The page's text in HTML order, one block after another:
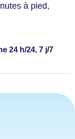
à pied,
24 h/24, 7 j/7